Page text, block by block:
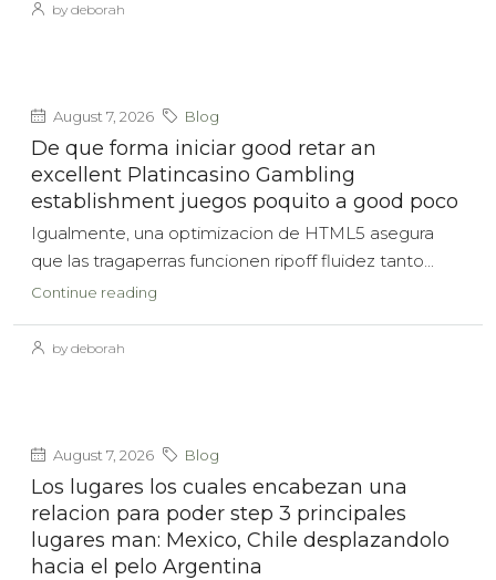
by deborah
August 7, 2026 Blog
De que forma iniciar good retar an
excellent Platincasino Gambling
establishment juegos poquito a good poco
Igualmente, una optimizacion de HTML5 asegura
que las tragaperras funcionen ripoff fluidez tanto...
Continue reading
by deborah
August 7, 2026 Blog
Los lugares los cuales encabezan una
relacion para poder step 3 principales
lugares man: Mexico, Chile desplazandolo
hacia el pelo Argentina